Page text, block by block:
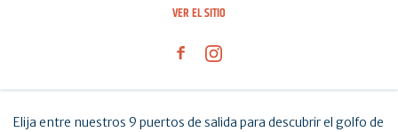
VER EL SITIO
Elija entre nuestros 9 puertos de salida para descubrir el golfo de